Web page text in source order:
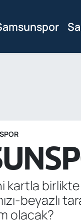
kartla
beyazlı
olacak?